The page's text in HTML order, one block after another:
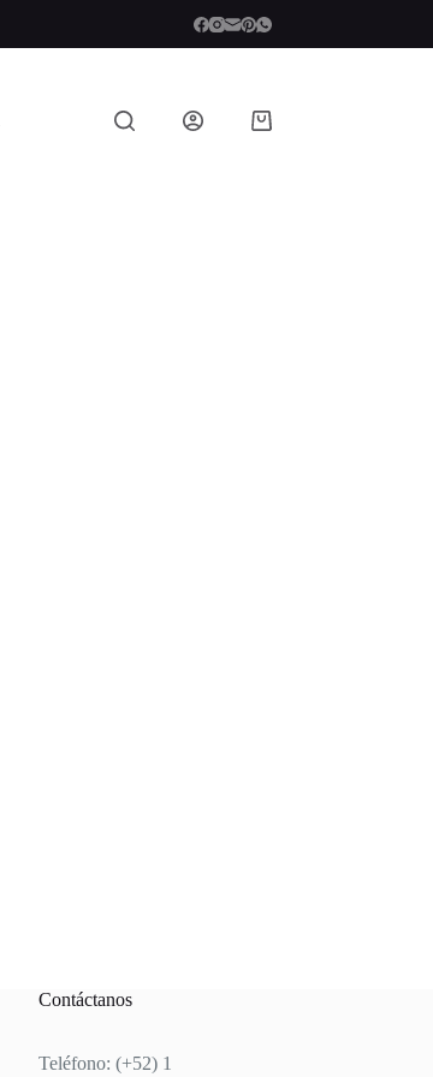
Shopping
Contáctanos
Teléfono: (+52) 1